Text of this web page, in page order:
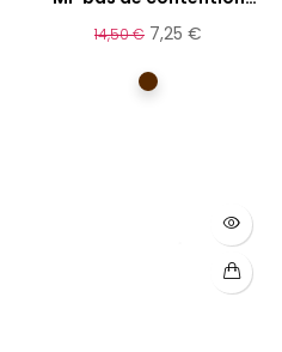
coton...
14,50 € 7,25 €
Marron